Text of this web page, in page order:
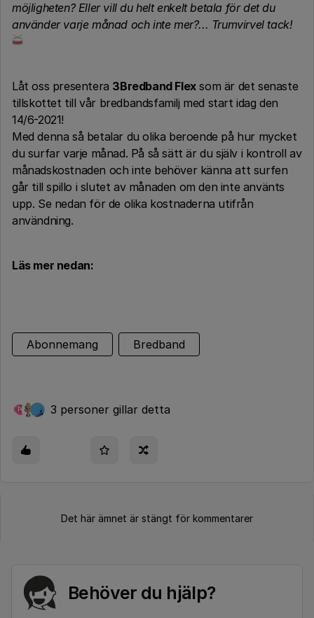
möjligheten? Eller vill du helt enkelt betala för det du
använder varje månad och inte mer?... Trumvirvel tack!
Låt oss presentera 3Bredband Flexsom är det senaste
tillskottet till vår bredbandsfamilj med start idag den
14/6-2021!
Med denna så betalar du olika beroende på hur mycket
du surfar varje månad. På så sätt är du själv i kontroll av
månadskostnaden och inte behöver känna att surfen
går till spillo i slutet av månaden om den inte använts
upp. Se nedan för de olika kostnaderna utifrån
användning.
Läs mer nedan:
Abonnemang Bredband
P 3 personer gillar detta
Det här ämnet är stängt för kommentarer
Behöver du hjälp?